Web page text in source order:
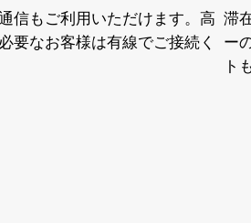
信もご利用いただけます。高
要なお客様は有線でご接続く
滞
ー
ト